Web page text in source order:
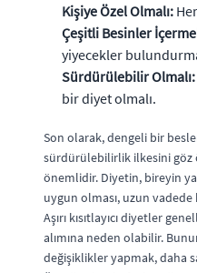
Kişiye Özel Olmalı:
Çeşitli Besinler
yiyecekler
Sürdürülebilir Olmalı:
bir diyet olmalı.
Son olarak, dengeli bir
sürdürülebilirlik ilkesini
önemlidir. Diyetin, bireyin
uygun olması, uzun vadede
Aşırı kısıtlayıcı diyetler
alımına neden olabilir.
değişiklikler yapmak, daha